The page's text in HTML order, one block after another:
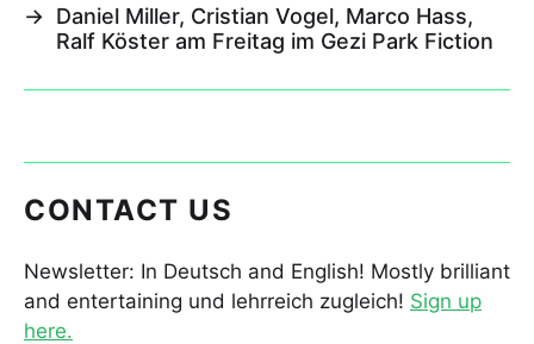
→ Daniel Miller, Cristian Vogel, Marco Hass,
Ralf Köster am Freitag im Gezi Park Fiction
CONTACT US
Newsletter: In Deutsch and English! Mostly brilliant
and entertaining und lehrreich zugleich! Sign up
here.